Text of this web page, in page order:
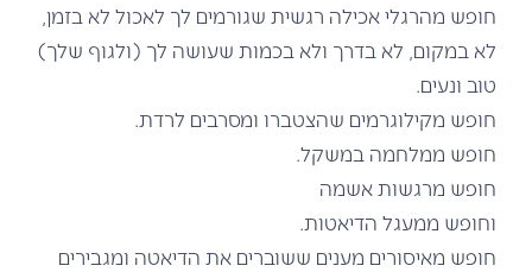
חופש מהרגלי אכילה רגשית שגורמים לך לאכול לא בזמן,
לא במקום, לא בדרך ולא בכמות שעושה לך (ולגוף שלך)
טוב ונעים.
חופש מקילוגרמים שהצטברו ומסרבים לרדת.
חופש ממלחמה במשקל.
חופש מרגשות אשמה
וחופש ממעגל הדיאטות.
חופש מאיסורים מענים ששוברים את הדיאטה ומגבירים